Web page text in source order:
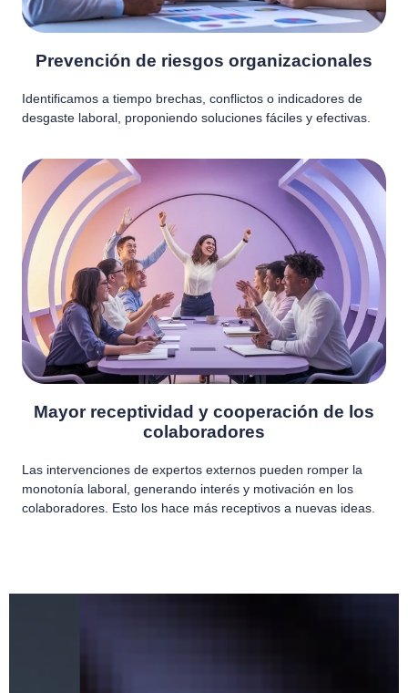
Prevención de riesgos organizacionales
Identificamos a tiempo brechas, conflictos o indicadores de
desgaste laboral, proponiendo soluciones fáciles y efectivas.
Mayor receptividad y cooperación de los
colaboradores
Las intervenciones de expertos externos pueden romper la
monotonía laboral, generando interés y motivación en los
colaboradores. Esto los hace más receptivos a nuevas ideas.